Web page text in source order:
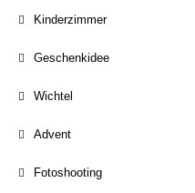
Kinderzimmer
Geschenkidee
Wichtel
Advent
Fotoshooting